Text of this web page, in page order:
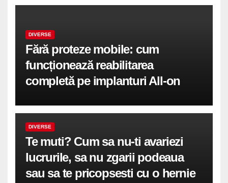
DIVERSE
Fără proteze mobile: cum
funcționează reabilitarea
completă pe implanturi All-on
DIVERSE
Te muti? Cum sa nu-ti avariezi
lucrurile, sa nu zgarii podeaua
sau sa te pricopsesti cu o hernie